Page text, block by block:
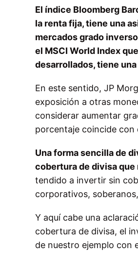
El índice Bloomberg
la renta fija, tiene una
mercados grado
el MSCI World Index
desarrollados, tiene
En este sentido, JP
exposición a otras
considerar aumentar
porcentaje coincide con
Una forma sencilla de
cobertura de divisa
tendido a invertir sin
corporativos,
Y aquí cabe una
cobertura de divisa, el
de nuestro ejemplo con